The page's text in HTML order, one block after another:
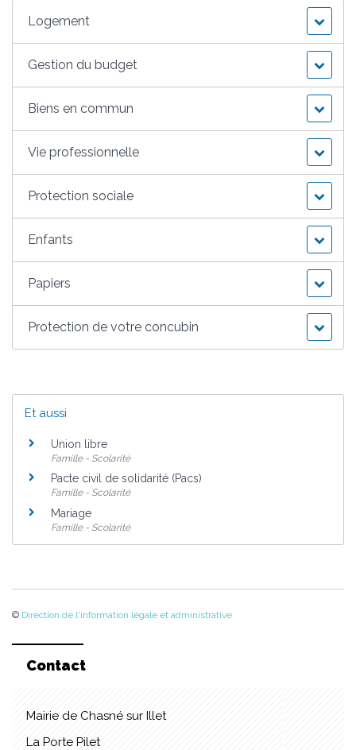
Logement
Gestion du budget
Biens en commun
Vie professionnelle
Protection sociale
Enfants
Papiers
Protection de votre concubin
Et aussi
Union libre
Famille - Scolarité
Pacte civil de solidarité (Pacs)
Famille - Scolarité
Mariage
Famille - Scolarité
© Direction de l'information légale et administrative
Contact
Mairie de Chasné sur Illet
La Porte Pilet